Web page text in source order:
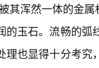
其浑然一体的金
的玉石。流畅的
理也显得十分考